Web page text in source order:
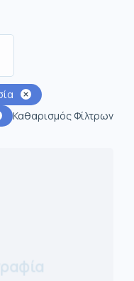
Καθαρισμός Φίλτρων